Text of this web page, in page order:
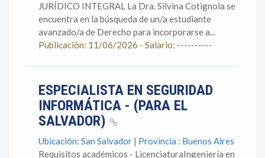
JURÍDICO INTEGRAL La Dra. Silvina Cotignola se
encuentra en la búsqueda de un/a estudiante
avanzado/a de Derecho para incorporarse a...
Publicación: 11/06/2026 - Salario: ----------
ESPECIALISTA EN SEGURIDAD
INFORMÁTICA - (PARA EL
SALVADOR)
Ubicación: San Salvador | Provincia : Buenos Aires
Requisitos académicos - LicenciaturaIngeniería en